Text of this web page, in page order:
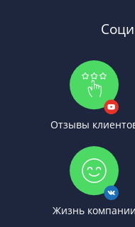
Отзывы
Жизнь компании